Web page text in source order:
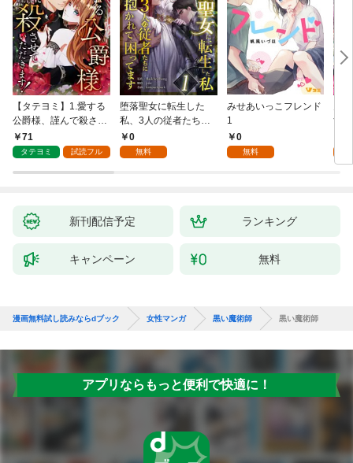
【タテヨミ】1.愛する
公爵様、謹んで殺させ
ていただきます！
71
タテヨミ 試読フル
堕落聖女に転生した
私、3人の従者たちに
抱かれて困ってます 第
1話
0
無料
みせあいっこフレンド
1
0
無料
す
ま
新刊配信予定 ランキング
キャンペーン 無料
漫画無料試し読みならdブック 女性マンガ 黒い魔術師 黒い魔術師
アプリならもっと便利で快適に！